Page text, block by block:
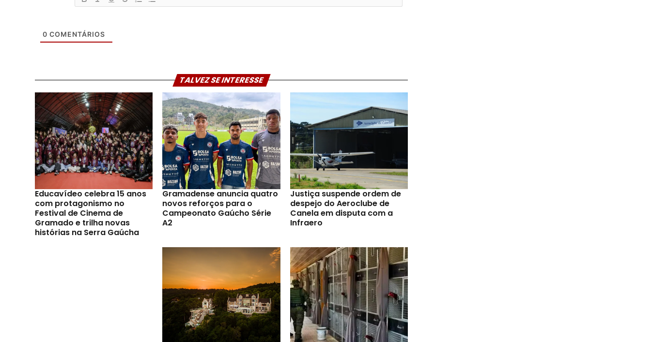
0 COMENTÁRIOS
TALVEZ SE INTERESSE
Educavídeo celebra 15 anos
com protagonismo no
Festival de Cinema de
Gramado e trilha novas
histórias na Serra Gaúcha
Gramadense anuncia quatro
novos reforços para o
Campeonato Gaúcho Série
A2
Justiça suspende ordem de
despejo do Aeroclube de
Canela em disputa com a
Infraero